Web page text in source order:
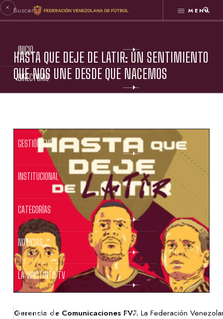
MENÚ
INICIO
DIRECTORIO
GESTIÓN FVF
INSTITUCIONAL
CATEGORÍAS
NOTICIAS
LA VINOTINTO TV
NOTIFICACIONES
HASTA QUE DEJE DE LATIR: UN SENTIMIENTO
QUE NOS UNE DESDE QUE NACEMOS
Gerencia de Comunicaciones FVF. La Federación